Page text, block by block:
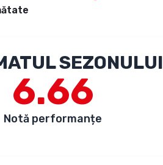
SEZONULUI
6.66
Notă performanțe